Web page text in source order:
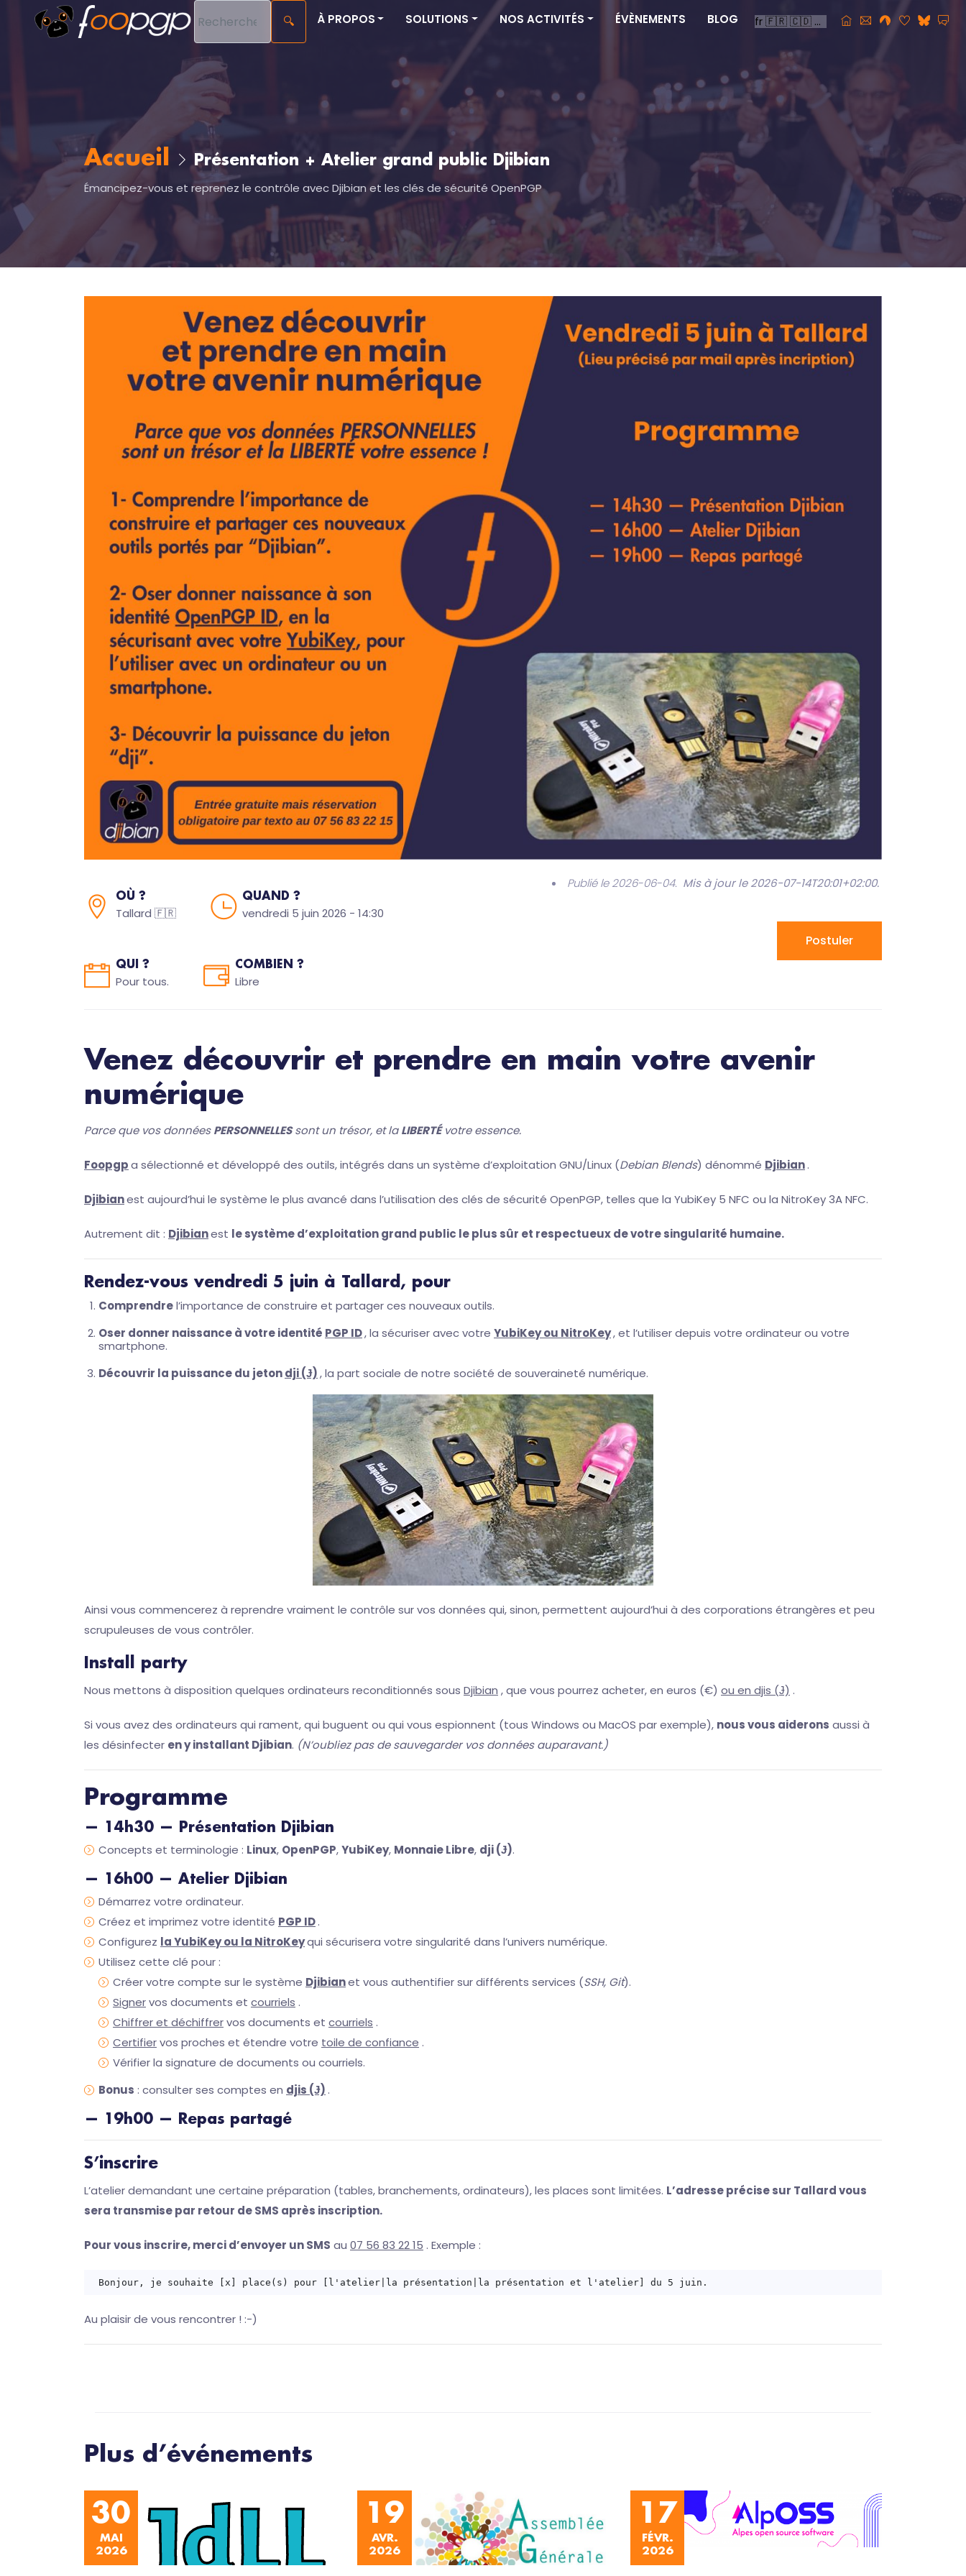
🔍 À PROPOS SOLUTIONS NOS ACTIVITÉS ÉVÈNEMENTS BLOG
Accueil Présentation + Atelier grand public Djibian
Émancipez-vous et reprenez le contrôle avec Djibian et les clés de sécurité OpenPGP
Publié le 2026-06-04. Mis à jour le 2026-07-14T20:01+02:00.
OÙ ?
Tallard 🇫🇷
QUAND ?
vendredi 5 juin 2026 - 14:30
QUI ?
Pour tous.
COMBIEN ?
Libre
Postuler
Venez découvrir et prendre en main votre avenir
numérique
Parce que vos donnéesPERSONNELLESsont un trésor, et laLIBERTÉvotre essence.
Foopgpa sélectionné et développé des outils, intégrés dans un système d’exploitation GNU/Linux (Debian Blends) dénommé Djibian.
Djibianest aujourd’hui le système le plus avancé dans l’utilisation des clés de sécurité OpenPGP, telles que la YubiKey 5 NFC ou la NitroKey 3A NFC.
Autrement dit : Djibianest le système d’exploitation grand public le plus sûr et respectueux de votre singularité humaine.
Rendez-vous vendredi 5 juin à Tallard, pour
Comprendrel’importance de construire et partager ces nouveaux outils.
Oser donner naissance à votre identité PGP ID, la sécuriser avec votre YubiKey ou NitroKey, et l’utiliser depuis votre ordinateur ou votre
smartphone.
Découvrir la puissance du jetondji (Ɉ), la part sociale de notre société de souveraineté numérique.
Ainsi vous commencerez à reprendre vraiment le contrôle sur vos données qui, sinon, permettent aujourd’hui à des corporations étrangères et peu
scrupuleuses de vous contrôler.
Install party
Nous mettons à disposition quelques ordinateurs reconditionnés sous Djibian , que vous pourrez acheter, en euros (€) ou en djis (Ɉ) .
Si vous avez des ordinateurs qui rament, qui buguent ou qui vous espionnent (tous Windows ou MacOS par exemple), nous vous aiderons aussi à
les désinfecter en y installant Djibian. (N’oubliez pas de sauvegarder vos données auparavant.)
Programme
— 14h30 — Présentation Djibian
Concepts et terminologie : Linux, OpenPGP,YubiKey, Monnaie Libre, dji (Ɉ).
— 16h00 — Atelier Djibian
Démarrez votre ordinateur.
Créez et imprimez votre identité PGP ID.
Configurez la YubiKey ou la NitroKeyqui sécurisera votre singularité dans l’univers numérique.
Utilisez cette clé pour :
Créer votre compte sur le système Djibianet vous authentifier sur différents services (SSH, Git).
Signervos documents et courriels .
Chiffrer et déchiffrervos documents et courriels .
Certifiervos proches et étendre votre toile de confiance .
Vérifier la signature de documents ou courriels.
Bonus : consulter ses comptes en djis (Ɉ) .
— 19h00 — Repas partagé
S’inscrire
L’atelier demandant une certaine préparation (tables, branchements, ordinateurs), les places sont limitées. L’adresse précise sur Tallard vous
sera transmise par retour de SMS après inscription.
Pour vous inscrire, merci d’envoyer un SMS au 07 56 83 22 15 . Exemple :
Au plaisir de vous rencontrer ! :-)
Plus d’événements
30
MAI
2026
19
AVR.
2026
17
FÉVR.
2026